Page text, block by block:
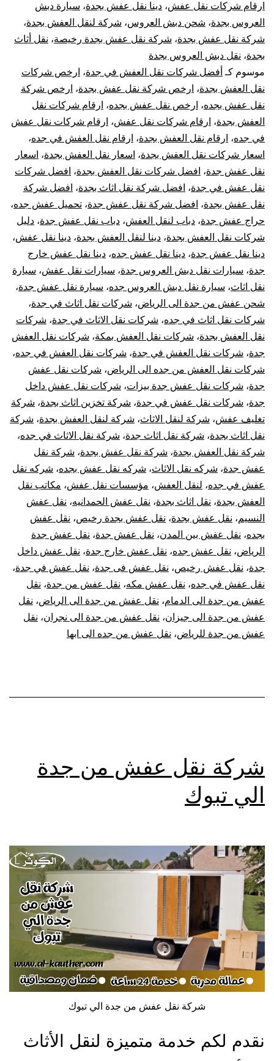
نقل
في
جده
ارقام شركات نقل عفش، دينا نقل عفش بجدة، سيارة دبش
العروس بجدة، شحن دبش العروس، شركة لنقل العفش بجدة،
شركة نقل عفش بجدة، شركة نقل عفش بجدة رخيصة، نقل أثاث
بجدة، نقل دبش العروس بجدة
موسوم كـ أفضل شركات نقل العفش في جدة، ارخص شركات
نقل العفش بجدة، ارخص شركة نقل عفش بجدة، ارخص شركة
نقل عفش بجده، ارخص نقل عفش بجده، ارقام شركات نقل
العفش بجدة، ارقام شركات نقل عفش، ارقام شركات نقل عفش
في جده، ارقام نقل العفش بجدة، ارقام نقل العفش في جده،
اسعار شركات نقل العفش بجدة، اسعار نقل العفش بجدة، اسعار
نقل عفش جدة، افضل شركات نقل العفش بجدة، افضل شركات
نقل عفش في جدة، افضل شركة نقل اثاث بجدة، افضل شركة
نقل عفش بجدة، افضل شركة نقل عفش جدة، تحميل عفش جده،
حراج عفش جدة، دباب لنقل العفش، دباب نقل عفش جدة، دليل
شركات نقل العفش بجدة، دينا لنقل العفش بجدة، دينا نقل عفش،
دينا نقل عفش جدة، دينا نقل عفش جده، دينا نقل عفش خارج
جدة، سيارات نقل دبش العروس جدة، سيارات نقل عفش، سيارة
نقل اثاث، سيارة نقل دبش العروس جده، سيارة نقل عفش جدة،
شحن عفش من جدة الى الرياض، شركات نقل اثاث في جدة،
شركات نقل اثاث في جده، شركات نقل الاثاث في جدة، شركات
نقل العفش بجدة، شركات نقل العفش بمكة، شركات نقل العفش
جدة، شركات نقل العفش في جدة، شركات نقل العفش في جده،
شركات نقل العفش من جده الى الرياض، شركات نقل عفش
جدة، شركات نقل عفش جدة بيزات، شركات نقل عفش داخل
جدة، شركات نقل عفش في جدة، شركة تخزين اثاث بجدة، شركة
تغليف عفش، شركة لنقل الاثاث، شركة لنقل العفش بجدة، شركة
نقل اثاث بجدة، شركة نقل اثاث جدة، شركة نقل الاثاث في جده،
شركة نقل العفش بجدة، شركة نقل عفش بجدة، شركة نقل
عفش جدة، شركه نقل الاثاث، شركه نقل عفش بجده، شركه نقل
عفش في جده، لنقل العفش، مؤسسات نقل عفش، مكاتب نقل
العفش بجدة، نقل اثاث بجدة، نقل عفش الحمدانيه، نقل عفش
النسيم، نقل عفش بجدة، نقل عفش بجدة رخيص، نقل عفش
بجده، نقل عفش بين المدن، نقل عفش جدة، نقل عفش جدة
الرياض، نقل عفش جده، نقل عفش خارج جدة، نقل عفش داخل
جدة، نقل عفش رخيص، نقل عفش فى جدة، نقل عفش في جدة،
نقل عفش في جده، نقل عفش مكه، نقل عفش من جدة، نقل
عفش من جدة الى الدمام، نقل عفش من جدة الى الرياض، نقل
عفش من جدة الى جيزان، نقل عفش من جدة الى نجران، نقل
عفش من جدة للرياض، نقل عفش من جده الى ابها
شركة نقل عفش من جدة
الي تبوك
شركة نقل عفش من جدة الي تبوك
نقدم لكم خدمة متميزة لنقل الأثاث